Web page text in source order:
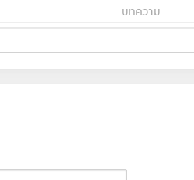
บทความ